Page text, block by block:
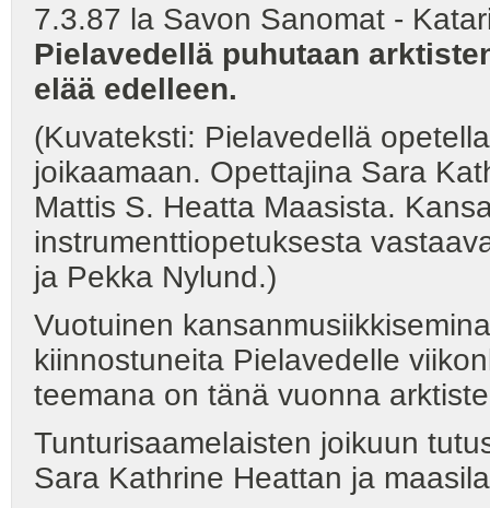
7.3.87 la Savon Sanomat -
Pielavedellä puhutaan
elää edelleen.
(Kuvateksti: Pielavedellä
joikaamaan. Opettajina Sara
Mattis S. Heatta Maasista.
instrumenttiopetuksesta
ja Pekka Nylund.)
Vuotuinen
kiinnostuneita Pielavedelle
teemana on tänä vuonna
Tunturisaamelaisten joikuun
Sara Kathrine Heattan ja